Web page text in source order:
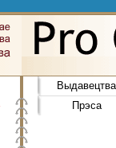
Выдавецтва
Прэса